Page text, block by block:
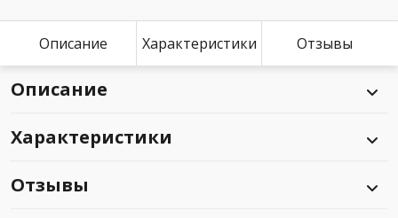
Описание Характеристики Отзывы
Описание
Характеристики
Отзывы